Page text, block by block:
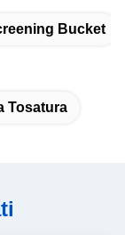
Bucket
Tosatura